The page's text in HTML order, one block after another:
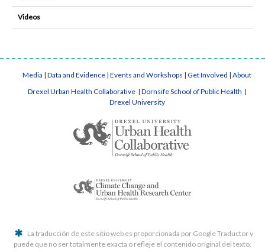
Videos
Media | Data and Evidence | Events and Workshops | Get Involved | About
Drexel Urban Health Collaborative | Dornsife School of Public Health |
Drexel University
La traducción de este sitio web es proporcionada por Google Traductor y
puede que no ser totalmente exacta o refleje el contenido original del texto.